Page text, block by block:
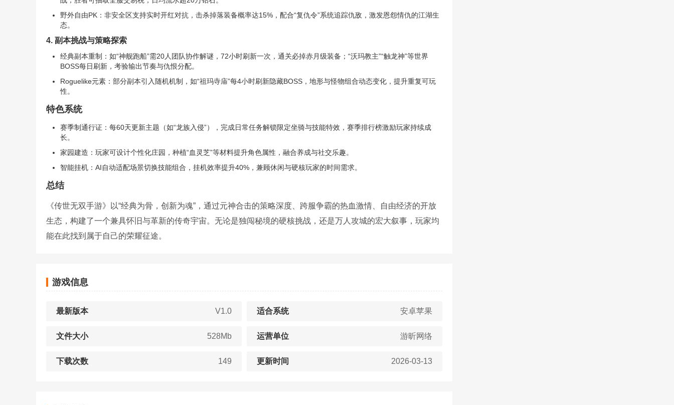
野外自由PK：非安全区支持实时开红对抗，击杀掉落装备概率达15%，配合“复仇令”系统追踪仇敌，激发恩怨情仇的江湖生
态。
4. 副本挑战与策略探索
经典副本重制：如“神舰跑船”需20人团队协作解谜，72小时刷新一次，通关必掉赤月级装备；“沃玛教主”“触龙神”等世界
BOSS每日刷新，考验输出节奏与仇恨分配。
Roguelike元素：部分副本引入随机机制，如“祖玛寺庙”每4小时刷新隐藏BOSS，地形与怪物组合动态变化，提升重复可玩
性。
特色系统
赛季制通行证：每60天更新主题（如“龙族入侵”），完成日常任务解锁限定坐骑与技能特效，赛季排行榜激励玩家持续成
长。
家园建造：玩家可设计个性化庄园，种植“血灵芝”等材料提升角色属性，融合养成与社交乐趣。
智能挂机：AI自动适配场景切换技能组合，挂机效率提升40%，兼顾休闲与硬核玩家的时间需求。
总结
《传世无双手游》以“经典为骨，创新为魂”，通过元神合击的策略深度、跨服争霸的热血激情、自由经济的开放
生态，构建了一个兼具怀旧与革新的传奇宇宙。无论是独闯秘境的硬核挑战，还是万人攻城的宏大叙事，玩家均
能在此找到属于自己的荣耀征途。
游戏信息
最新版本 V1.0 适合系统 安卓苹果
文件大小 528Mb 运营单位 游昕网络
下载次数 149 更新时间 2026-03-13